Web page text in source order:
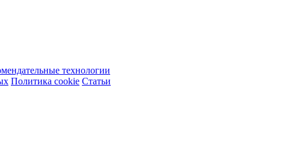
технологии
Политика cookie Статьи